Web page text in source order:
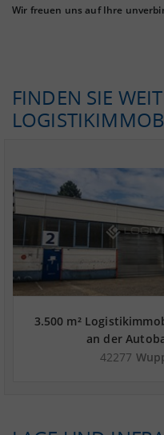
Wir freuen uns auf Ihre
FINDEN SIE
3.500 m²
an der
42277